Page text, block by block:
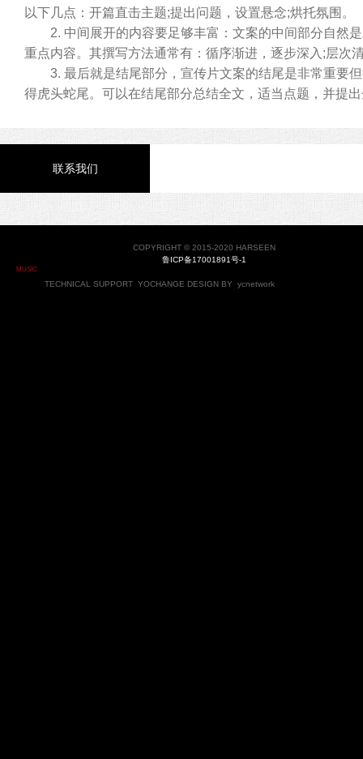
以下几点：开篇直击主题;提出问题，设置悬念;烘托氛围。
2. 中间展开的内容要足够丰富：文案的中间部分自然是
重点内容。其撰写方法通常有：循序渐进，逐步深入;层次
3. 最后就是结尾部分，宣传片文案的结尾是非常重要但
得虎头蛇尾。可以在结尾部分总结全文，适当点题，并提
联系我们
MUSIC
COPYRIGHT © 2015-2020 HARSEEN
鲁ICP备17001891号-1
TECHNICAL SUPPORT YOCHANGE DESIGN BY ycnetwork